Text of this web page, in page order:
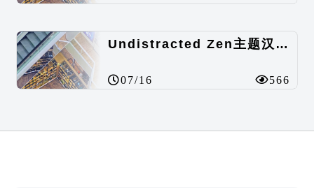
Undistracted Zen主题汉化包
07/16 566